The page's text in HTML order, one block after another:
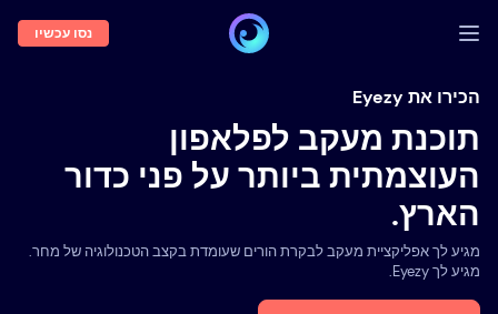
התחברות
הדגמה
תכונות
אודותנו
בלוג
נסו עכשיו
הכירו את Eyezy
תוכנת מעקב לפלאפון
העוצמתית ביותר על פני כדור
הארץ.
מגיע לך אפליקציית מעקב לבקרת הורים שעומדת בקצב הטכנולוגיה של מחר.
מגיע לך Eyezy.